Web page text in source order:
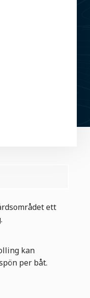
ett
kan
per båt.